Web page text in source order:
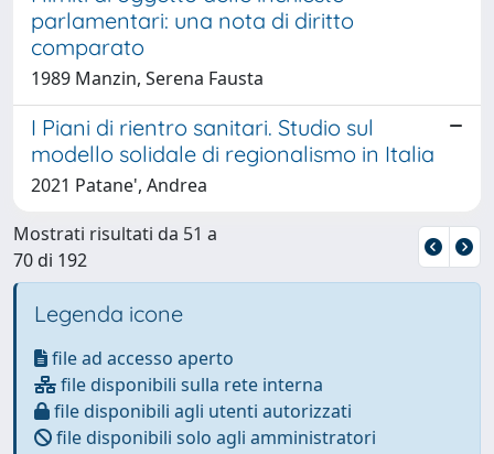
parlamentari: una nota di diritto
comparato
1989 Manzin, Serena Fausta
I Piani di rientro sanitari. Studio sul
modello solidale di regionalismo in Italia
2021 Patane', Andrea
Mostrati risultati da 51 a
70 di 192
Legenda icone
file ad accesso aperto
file disponibili sulla rete interna
file disponibili agli utenti autorizzati
file disponibili solo agli amministratori